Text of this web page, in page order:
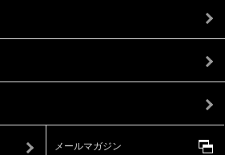
メールマガジン